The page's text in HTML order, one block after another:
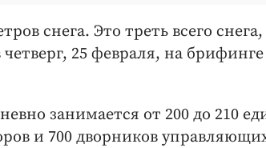
снега. Это треть всего снега,
25 февраля, на брифинге
занимается от 200 до 210
и 700 дворников